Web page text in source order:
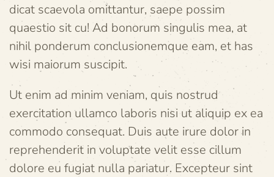
dicat scaevola omittantur, saepe possim
quaestio sit cu! Ad bonorum singulis mea, at
nihil ponderum conclusionemque eam, et has
wisi maiorum suscipit.
Ut enim ad minim veniam, quis nostrud
exercitation ullamco laboris nisi ut aliquip ex ea
commodo consequat. Duis aute irure dolor in
reprehenderit in voluptate velit esse cillum
dolore eu fugiat nulla pariatur. Excepteur sint